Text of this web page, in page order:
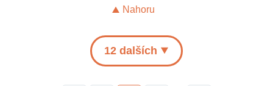
Nahoru
12 dalších